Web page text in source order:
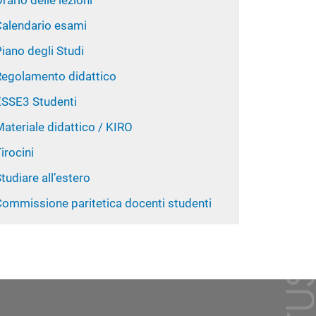
esami
degli Studi
didattico
Studenti
didattico / KIRO
all’estero
paritetica docenti studenti